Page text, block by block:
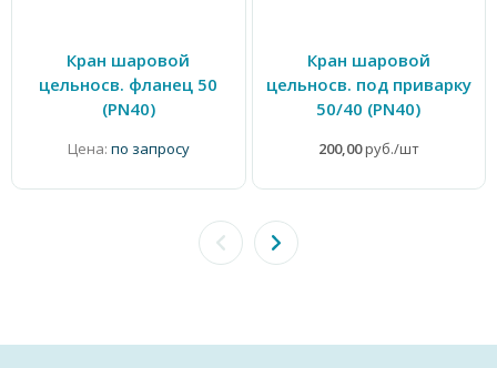
Кран шаровой
цельносв. фланец 50
(PN40)
Цена: по запросу
Кран шаровой
цельносв. под приварку
50/40 (PN40)
200,00руб./шт